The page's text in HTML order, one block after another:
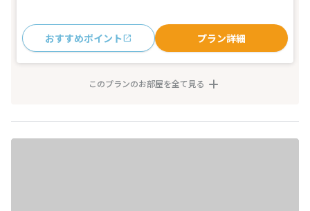
おすすめポイント プラン詳細
このプランのお部屋を全て見る